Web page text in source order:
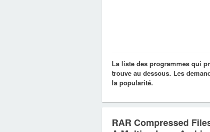
La liste des programmes qui
trouve au dessous. Les
la popularité.
RAR Compressed